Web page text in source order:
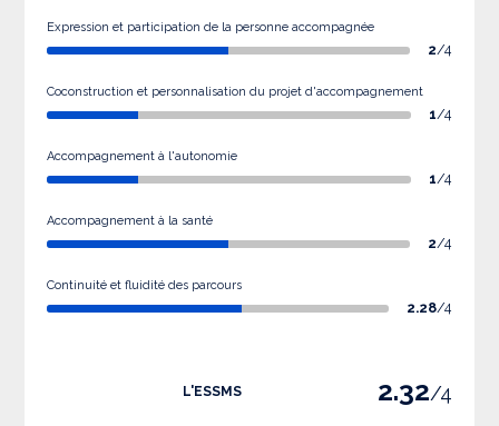
Expression et participation de la personne accompagnée
2/4
Coconstruction et personnalisation du projet d'accompagnement
1/4
Accompagnement à l'autonomie
1/4
Accompagnement à la santé
2/4
Continuité et fluidité des parcours
2.28/4
L'ESSMS 2.32/4